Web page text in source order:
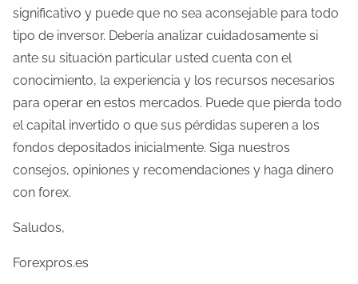
significativo y puede que no sea aconsejable para todo
tipo de inversor. Debería analizar cuidadosamente si
ante su situación particular usted cuenta con el
conocimiento, la experiencia y los recursos necesarios
para operar en estos mercados. Puede que pierda todo
el capital invertido o que sus pérdidas superen a los
fondos depositados inicialmente. Siga nuestros
consejos, opiniones y recomendaciones y haga dinero
con forex.
Saludos,
Forexpros.es